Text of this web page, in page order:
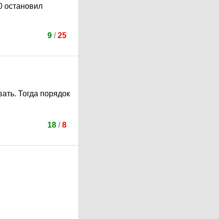
остановил
9 / 25
Тогда порядок
18 / 8